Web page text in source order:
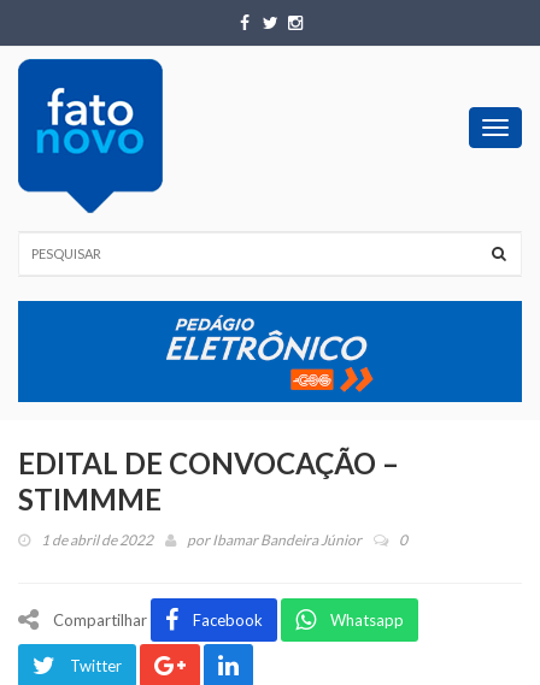
EDITAL DE CONVOCAÇÃO –
STIMMME
1 de abril de 2022 porIbamar Bandeira Júnior 0
Compartilhar Facebook Whatsapp
Twitter